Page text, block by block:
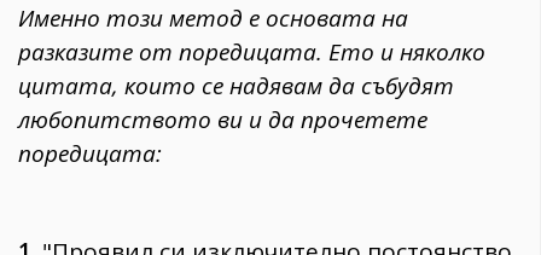
Именно този метод е основата на
разказите от поредицата. Ето и няколко
цитата, които се надявам да събудят
любопитството ви и да прочетете
поредицата: